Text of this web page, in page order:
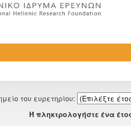
του ευρετηρίου:
Ή πληκτρολογήστε ένα